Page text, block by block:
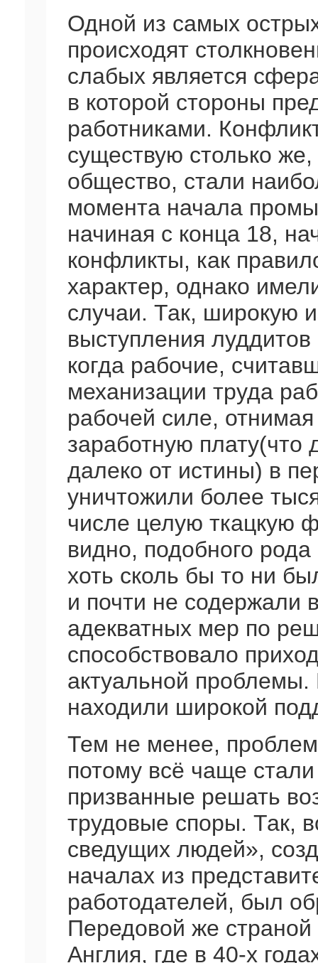
Одной из самых
происходят
слабых является
в которой стороны
работниками.
существую столько
общество, стали
момента начала
начиная с конца 18,
конфликты, как
характер, однако
случаи. Так, широкую
выступления
когда рабочие,
механизации труда
рабочей силе,
заработную плату(что
далеко от истины) в
уничтожили более
числе целую ткацкую
видно, подобного
хоть сколь бы то ни
и почти не содержали
адекватных мер по
способствовало
актуальной
находили широкой
Тем не менее,
потому всё чаще
призванные решать
трудовые споры. Так,
сведущих людей»,
началах из
работодателей, был
Передовой же
Англия, где в 40-х